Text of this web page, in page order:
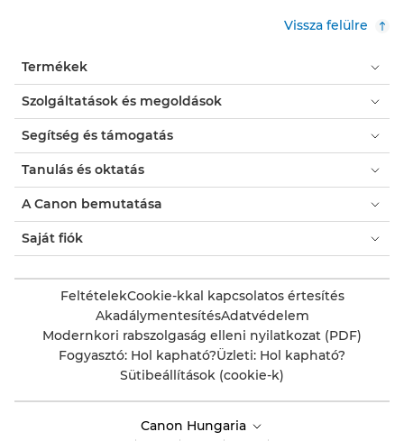
Vissza felülre
Termékek
Szolgáltatások és megoldások
Segítség és támogatás
Tanulás és oktatás
A Canon bemutatása
Saját fiók
FeltételekCookie-kkal kapcsolatos értesítés
AkadálymentesítésAdatvédelem
Modernkori rabszolgaság elleni nyilatkozat (PDF)
Fogyasztó: Hol kapható?Üzleti: Hol kapható?
Sütibeállítások (cookie-k)
Canon Hungaria